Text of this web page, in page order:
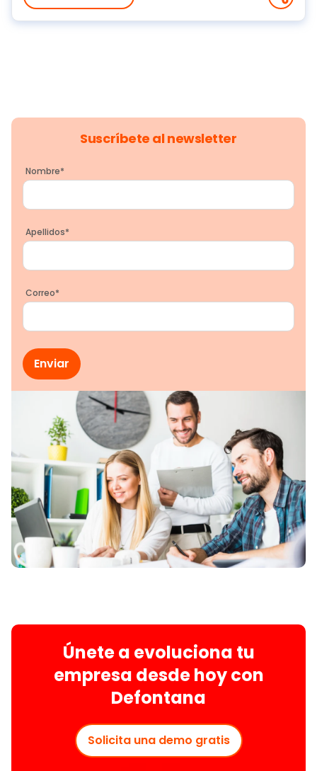
Suscríbete al newsletter
Nombre*
Apellidos*
Correo*
Únete a evoluciona tu
empresa desde hoy con
Defontana
Solicita una demo gratis